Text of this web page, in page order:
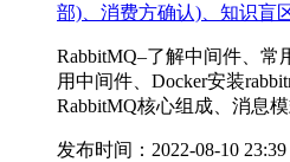
部)、消费方确认)、知识盲
RabbitMQ–了解中间件、
用中间件、Docker安装
RabbitMQ核心组成、消息
发布时间：2022-08-10 23:39